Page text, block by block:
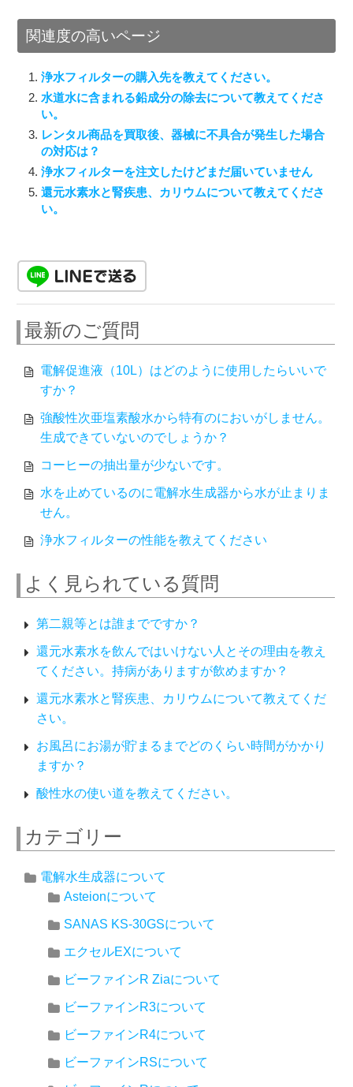
関連度の高いページ
浄水フィルターの購入先を教えてください。
水道水に含まれる鉛成分の除去について教えてくださ
い。
レンタル商品を買取後、器械に不具合が発生した場合
の対応は？
浄水フィルターを注文したけどまだ届いていません
還元水素水と腎疾患、カリウムについて教えてくださ
い。
最新のご質問
電解促進液（10L）はどのように使用したらいいで
すか？
強酸性次亜塩素酸水から特有のにおいがしません。
生成できていないのでしょうか？
コーヒーの抽出量が少ないです。
水を止めているのに電解水生成器から水が止まりま
せん。
浄水フィルターの性能を教えてください
よく見られている質問
第二親等とは誰までですか？
還元水素水を飲んではいけない人とその理由を教え
てください。持病がありますが飲めますか？
還元水素水と腎疾患、カリウムについて教えてくだ
さい。
お風呂にお湯が貯まるまでどのくらい時間がかかり
ますか？
酸性水の使い道を教えてください。
カテゴリー
電解水生成器について
Asteionについて
SANAS KS-30GSについて
エクセルEXについて
ビーファインR Ziaについて
ビーファインR3について
ビーファインR4について
ビーファインRSについて